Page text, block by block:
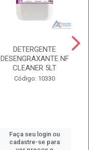
DETERGENTE
DESENGRAXANTE NF
CLEANER 5LT
Código: 10330
Faça seu login ou
cadastre-se para